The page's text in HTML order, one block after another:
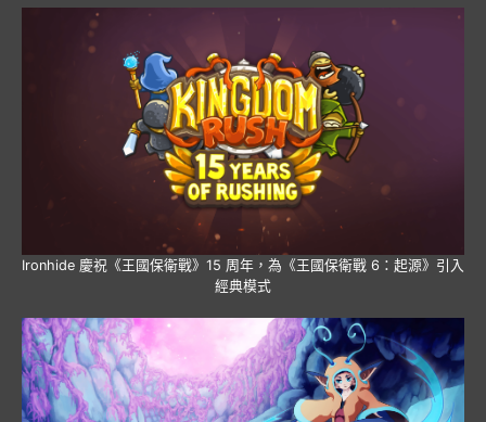
Ironhide 慶祝《王國保衛戰》15 周年，為《王國保衛戰 6：起源》引入
經典模式